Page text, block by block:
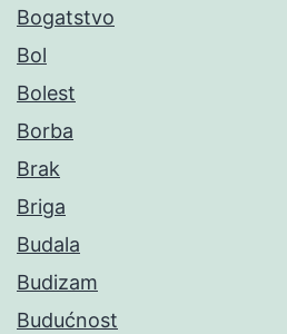
Bogatstvo
Bol
Bolest
Borba
Brak
Briga
Budala
Budizam
Budućnost